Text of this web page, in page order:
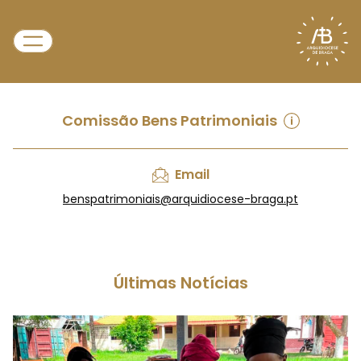
Comissão Bens Patrimoniais
Email
benspatrimoniais@arquidiocese-braga.pt
Últimas Notícias